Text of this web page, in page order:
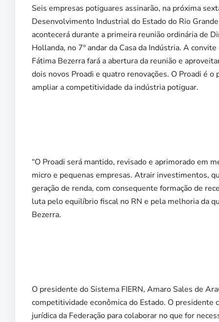
Seis empresas potiguares assinarão, na próxima
Desenvolvimento Industrial do Estado do Rio
acontecerá durante a primeira reunião ordinária de
Hollanda, no 7º andar da Casa da Indústria. A
Fátima Bezerra fará a abertura da reunião e
dois novos Proadi e quatro renovações. O Proadi é
ampliar a competitividade da indústria potiguar.
“O Proadi será mantido, revisado e aprimorado em
micro e pequenas empresas. Atrair investimentos,
geração de renda, com consequente formação de
luta pelo equilíbrio fiscal no RN e pela melhoria da
Bezerra.
O presidente do Sistema FIERN, Amaro Sales de
competitividade econômica do Estado. O presidente
jurídica da Federação para colaborar no que for